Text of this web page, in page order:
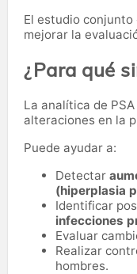
El estudio conjunto
mejorar la
¿Para qué
La analítica de
alteraciones en la
Puede ayudar a:
Detectar
(hiperplasia
Identificar
infecciones
Evaluar
Realizar
hombres.